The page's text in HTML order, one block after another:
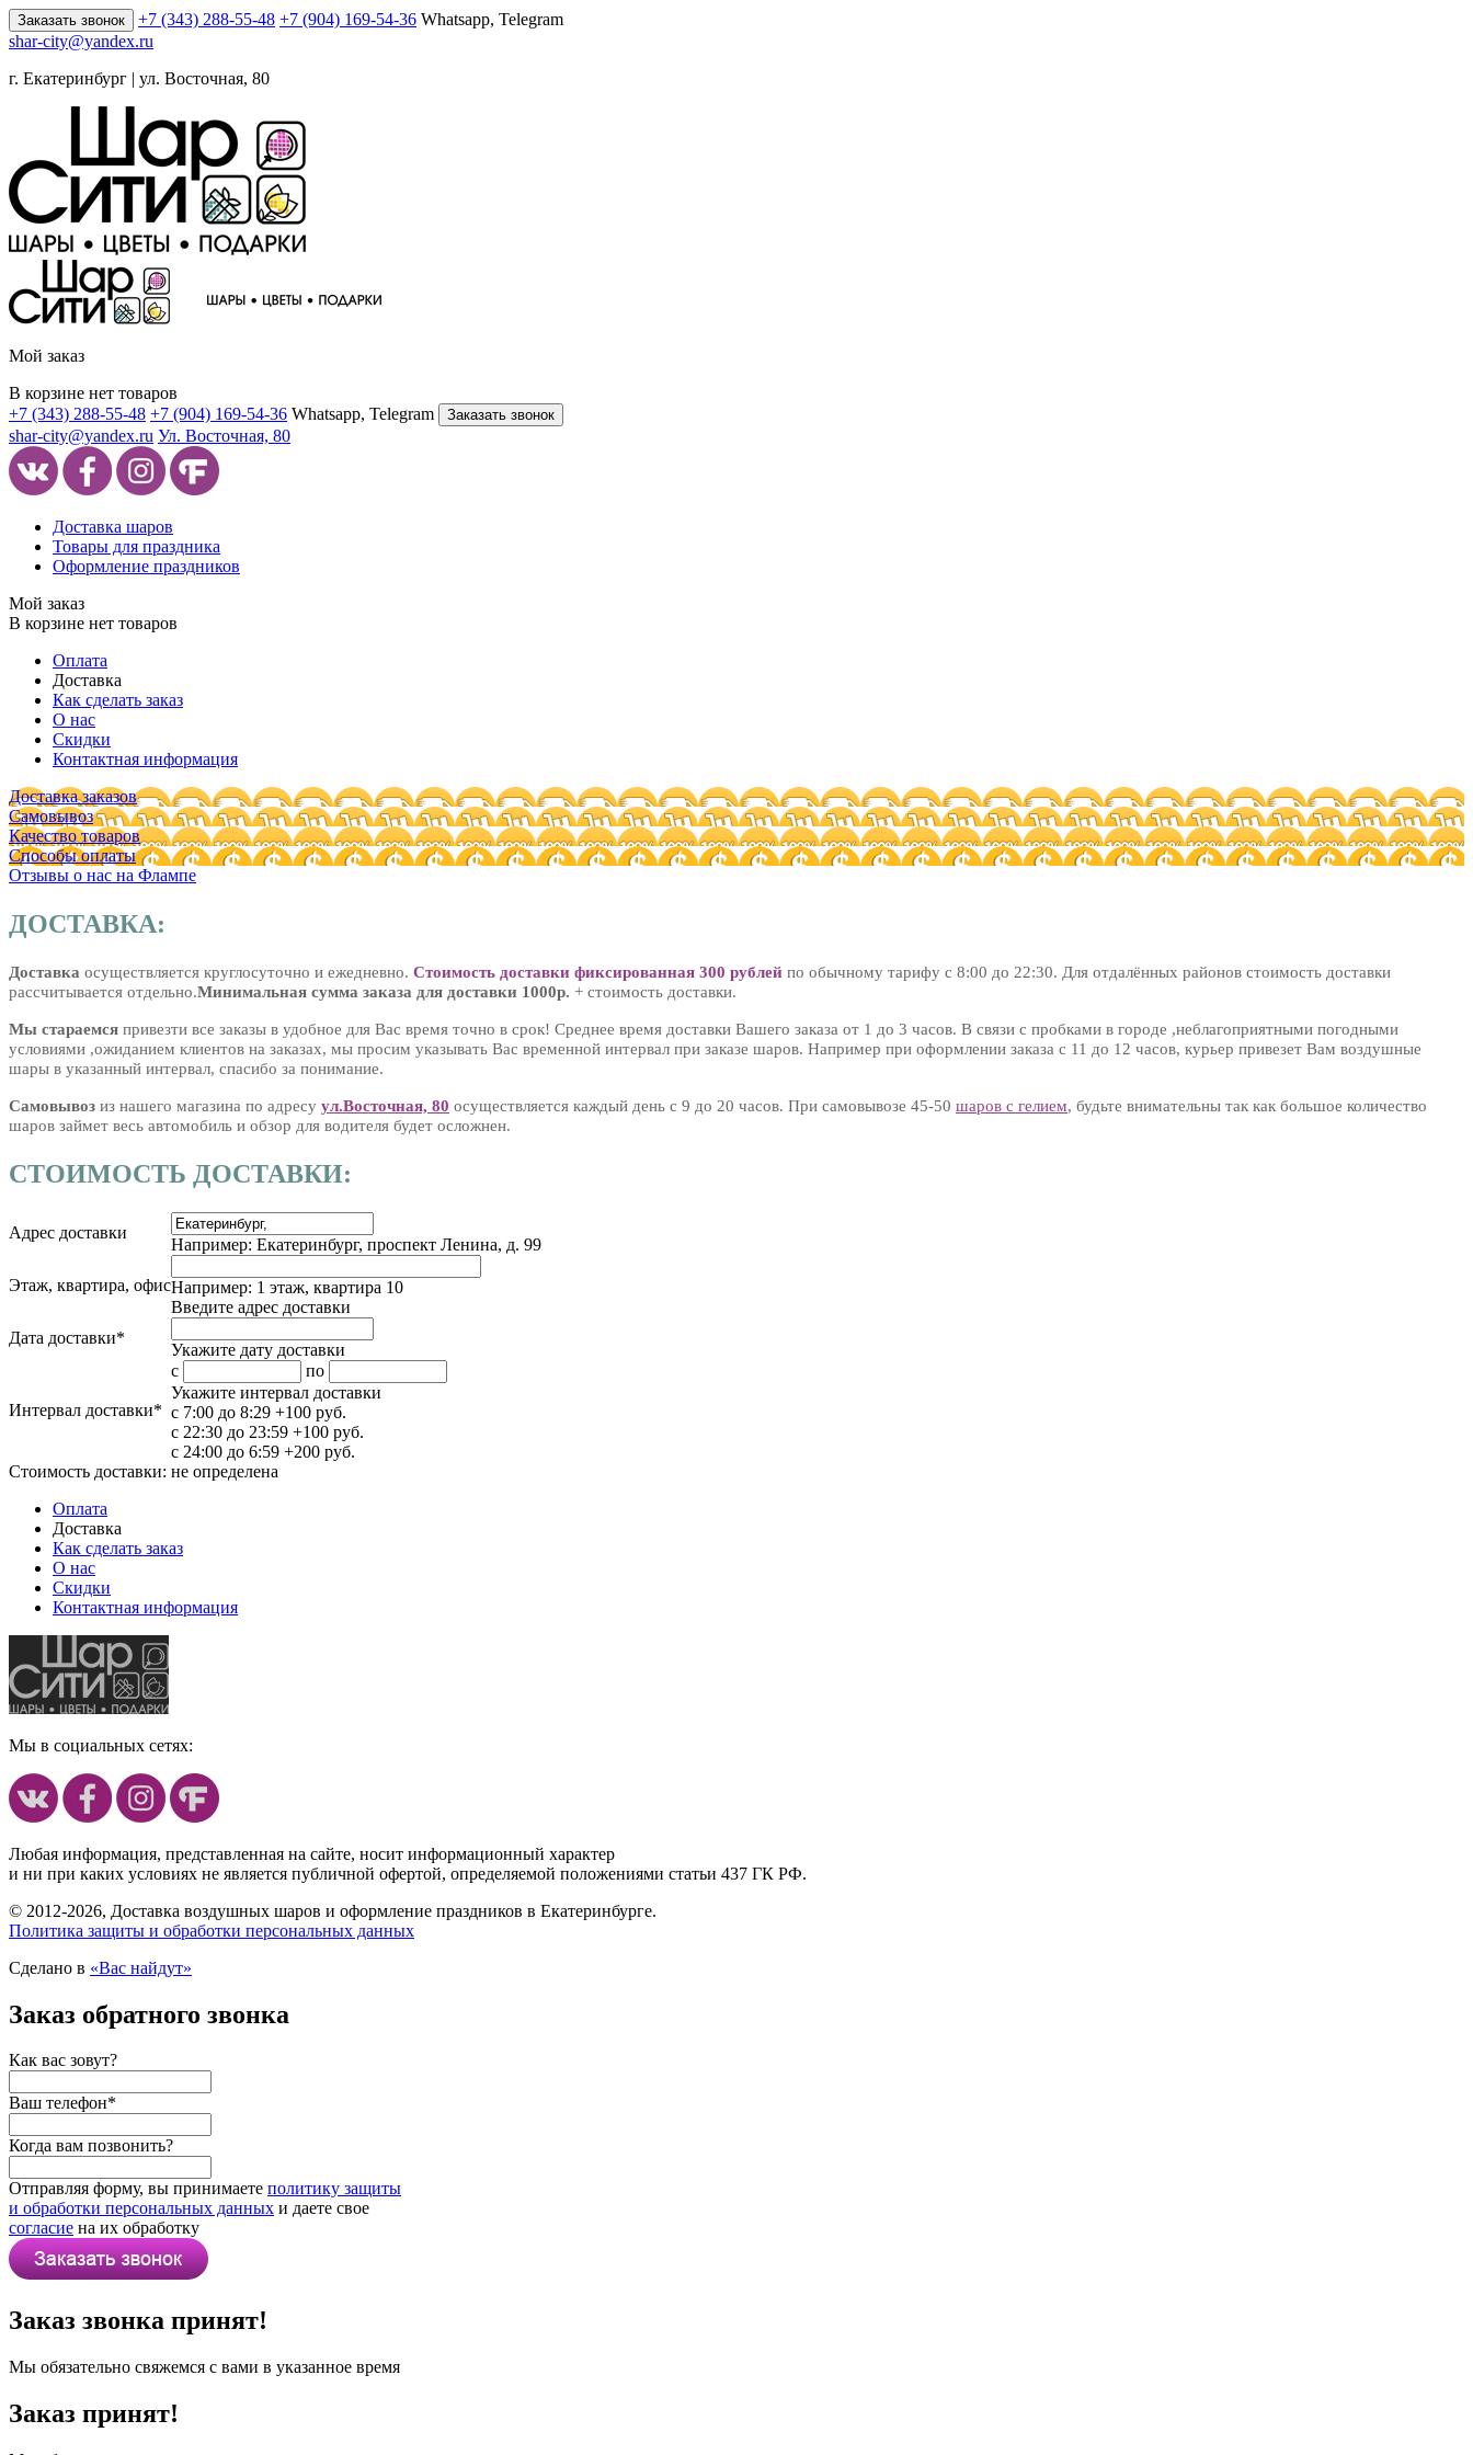
Заказать звонок +7 (343) 288-55-48 +7 (904) 169-54-36 Whatsapp, Telegram
shar-city@yandex.ru
г. Екатеринбург | ул. Восточная, 80
Мой заказ
В корзине нет товаров
+7 (343) 288-55-48 +7 (904) 169-54-36 Whatsapp, Telegram Заказать звонок
shar-city@yandex.ru Ул. Восточная, 80
Доставка шаров
Товары для праздника
Оформление праздников
Мой заказ
В корзине нет товаров
Оплата
Доставка
Как сделать заказ
О нас
Скидки
Контактная информация
Доставка заказов
Самовывоз
Качество товаров
Способы оплаты
Отзывы о нас на Флампе
ДОСТАВКА:
Доставка осуществляется круглосуточно и ежедневно. Стоимость доставки фиксированная 300 рублей по обычному тарифу с 8:00 до 22:30. Для отдалённых районов стоимость доставки
рассчитывается отдельно.Минимальная сумма заказа для доставки 1000р. + стоимость доставки.
Мы стараемся привезти все заказы в удобное для Вас время точно в срок! Среднее время доставки Вашего заказа от 1 до 3 часов. В связи с пробками в городе ,неблагоприятными погодными
условиями ,ожиданием клиентов на заказах, мы просим указывать Вас временной интервал при заказе шаров. Например при оформлении заказа с 11 до 12 часов, курьер привезет Вам воздушные
шары в указанный интервал, спасибо за понимание.
Самовывоз из нашего магазина по адресу ул.Восточная, 80 осуществляется каждый день с 9 до 20 часов. При самовывозе 45-50 шаров с гелием, будьте внимательны так как большое количество
шаров займет весь автомобиль и обзор для водителя будет осложнен.
СТОИМОСТЬ ДОСТАВКИ:
Адрес доставки
Например: Екатеринбург, проспект Ленина, д. 99
Этаж, квартира, офисНапример: 1 этаж, квартира 10
Введите адрес доставки
Дата доставки*
Укажите дату доставки
Интервал доставки*
с
по
Укажите интервал доставки
c 7:00 до 8:29 +100 руб.
c 22:30 до 23:59 +100 руб.
c 24:00 до 6:59 +200 руб.
Стоимость доставки: не определена
Оплата
Доставка
Как сделать заказ
О нас
Скидки
Контактная информация
Мы в социальных сетях:
Любая информация, представленная на сайте, носит информационный характер
и ни при каких условиях не является публичной офертой, определяемой положениями статьи 437 ГК РФ.
© 2012-2026, Доставка воздушных шаров и оформление праздников в Екатеринбурге.
Политика защиты и обработки персональных данных
Сделано в «Вас найдут»
Заказ обратного звонка
Как вас зовут?
Ваш телефон*
Когда вам позвонить?
Отправляя форму, вы принимаете политику защиты
и обработки персональных данных и даете свое
согласие на их обработку
Заказ звонка принят!
Мы обязательно свяжемся с вами в указанное время
Заказ принят!